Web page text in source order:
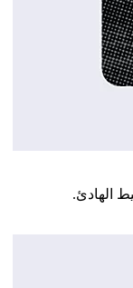
الهادئ.